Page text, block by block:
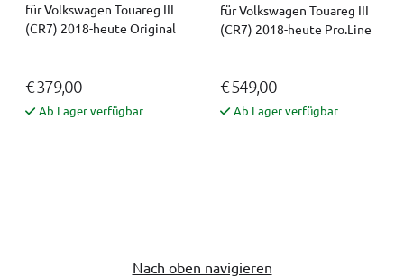
für Volkswagen Touareg III
(CR7) 2018-heute Original
€ 379,00
Ab Lager verfügbar
für Volkswagen Touareg III
(CR7) 2018-heute Pro.Line
€ 549,00
Ab Lager verfügbar
Nach oben navigieren